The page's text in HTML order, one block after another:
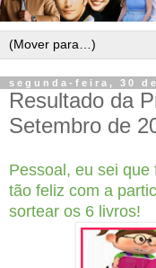
segunda-feira, 30
Resultado da
Setembro de
Pessoal, eu sei
tão feliz com a
sortear os 6 livros!